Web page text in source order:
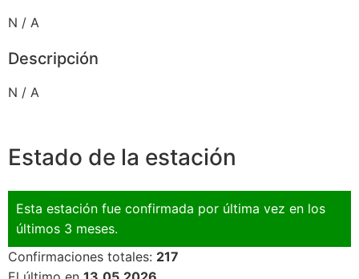
N / A
Descripción
N / A
Estado de la estación
Esta estación fue confirmada por última vez en los
últimos 3 meses.
Confirmaciones totales: 217